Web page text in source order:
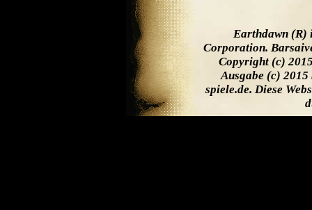
Earthdawn (R)
Corporation.
Copyright (c)
Ausgabe (c) 2015
spiele.de. Diese